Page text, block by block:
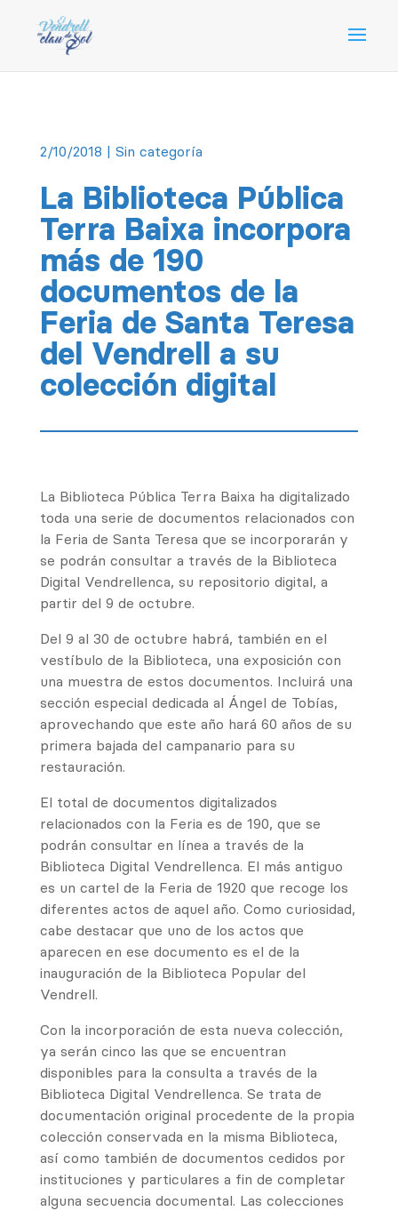
2/10/2018 | Sin categoría
La Biblioteca Pública
Terra Baixa incorpora
más de 190
documentos de la
Feria de Santa Teresa
del Vendrell a su
colección digital
La Biblioteca Pública Terra Baixa ha digitalizado
toda una serie de documentos relacionados con
la Feria de Santa Teresa que se incorporarán y
se podrán consultar a través de la Biblioteca
Digital Vendrellenca, su repositorio digital, a
partir del 9 de octubre.
Del 9 al 30 de octubre habrá, también en el
vestíbulo de la Biblioteca, una exposición con
una muestra de estos documentos. Incluirá una
sección especial dedicada al Ángel de Tobías,
aprovechando que este año hará 60 años de su
primera bajada del campanario para su
restauración.
El total de documentos digitalizados
relacionados con la Feria es de 190, que se
podrán consultar en línea a través de la
Biblioteca Digital Vendrellenca. El más antiguo
es un cartel de la Feria de 1920 que recoge los
diferentes actos de aquel año. Como curiosidad,
cabe destacar que uno de los actos que
aparecen en ese documento es el de la
inauguración de la Biblioteca Popular del
Vendrell.
Con la incorporación de esta nueva colección,
ya serán cinco las que se encuentran
disponibles para la consulta a través de la
Biblioteca Digital Vendrellenca. Se trata de
documentación original procedente de la propia
colección conservada en la misma Biblioteca,
así como también de documentos cedidos por
instituciones y particulares a fin de completar
alguna secuencia documental. Las colecciones